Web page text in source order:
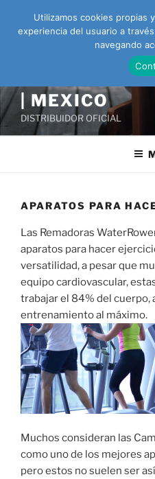
contenido
REMADORA
| MEXICO
DISTRIBUIDOR OFICIAL
APARATOS PARA
Las Remadoras
aparatos para hacer
versatilidad, a pesar que
equipo cardiovascular,
trabajar el 84% del cuerpo,
entrenamiento al máximo.
Muchos consideran las
como uno de los mejores
pero estos no suelen ser
Utilizamos cookies propias
experiencia del usuario a
navegando